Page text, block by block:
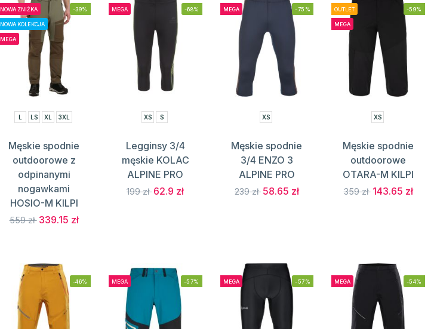
NOWA ZNIŻKA
NOWA KOLEKCJA
MEGA
-39%
L LS XL 3XL
Męskie spodnie
outdoorowe z
odpinanymi
nogawkami
HOSIO-M KILPI
559 zł 339.15 zł
MEGA -68%
XS S
Legginsy 3/4
męskie KOLAC
ALPINE PRO
199 zł 62.9 zł
MEGA -75%
XS
Męskie spodnie
3/4 ENZO 3
ALPINE PRO
239 zł 58.65 zł
OUTLET
MEGA
-59%
XS
Męskie spodnie
outdoorowe
OTARA-M KILPI
359 zł 143.65 zł
-46% MEGA -57% MEGA -57% MEGA -54%